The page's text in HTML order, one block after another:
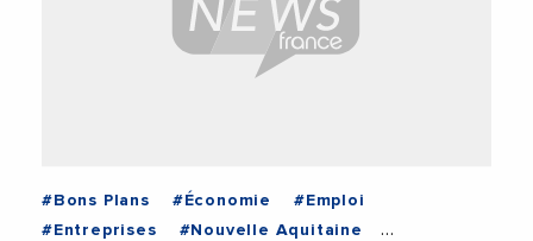
#Bons Plans #Économie
#Emploi
#Entreprises
#Nouvelle Aquitaine